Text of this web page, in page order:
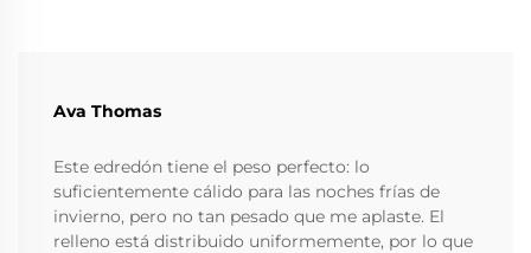
Ava Thomas
Este edredón tiene el peso perfecto: lo
suficientemente cálido para las noches frías de
invierno, pero no tan pesado que me aplaste. El
relleno está distribuido uniformemente, por lo que